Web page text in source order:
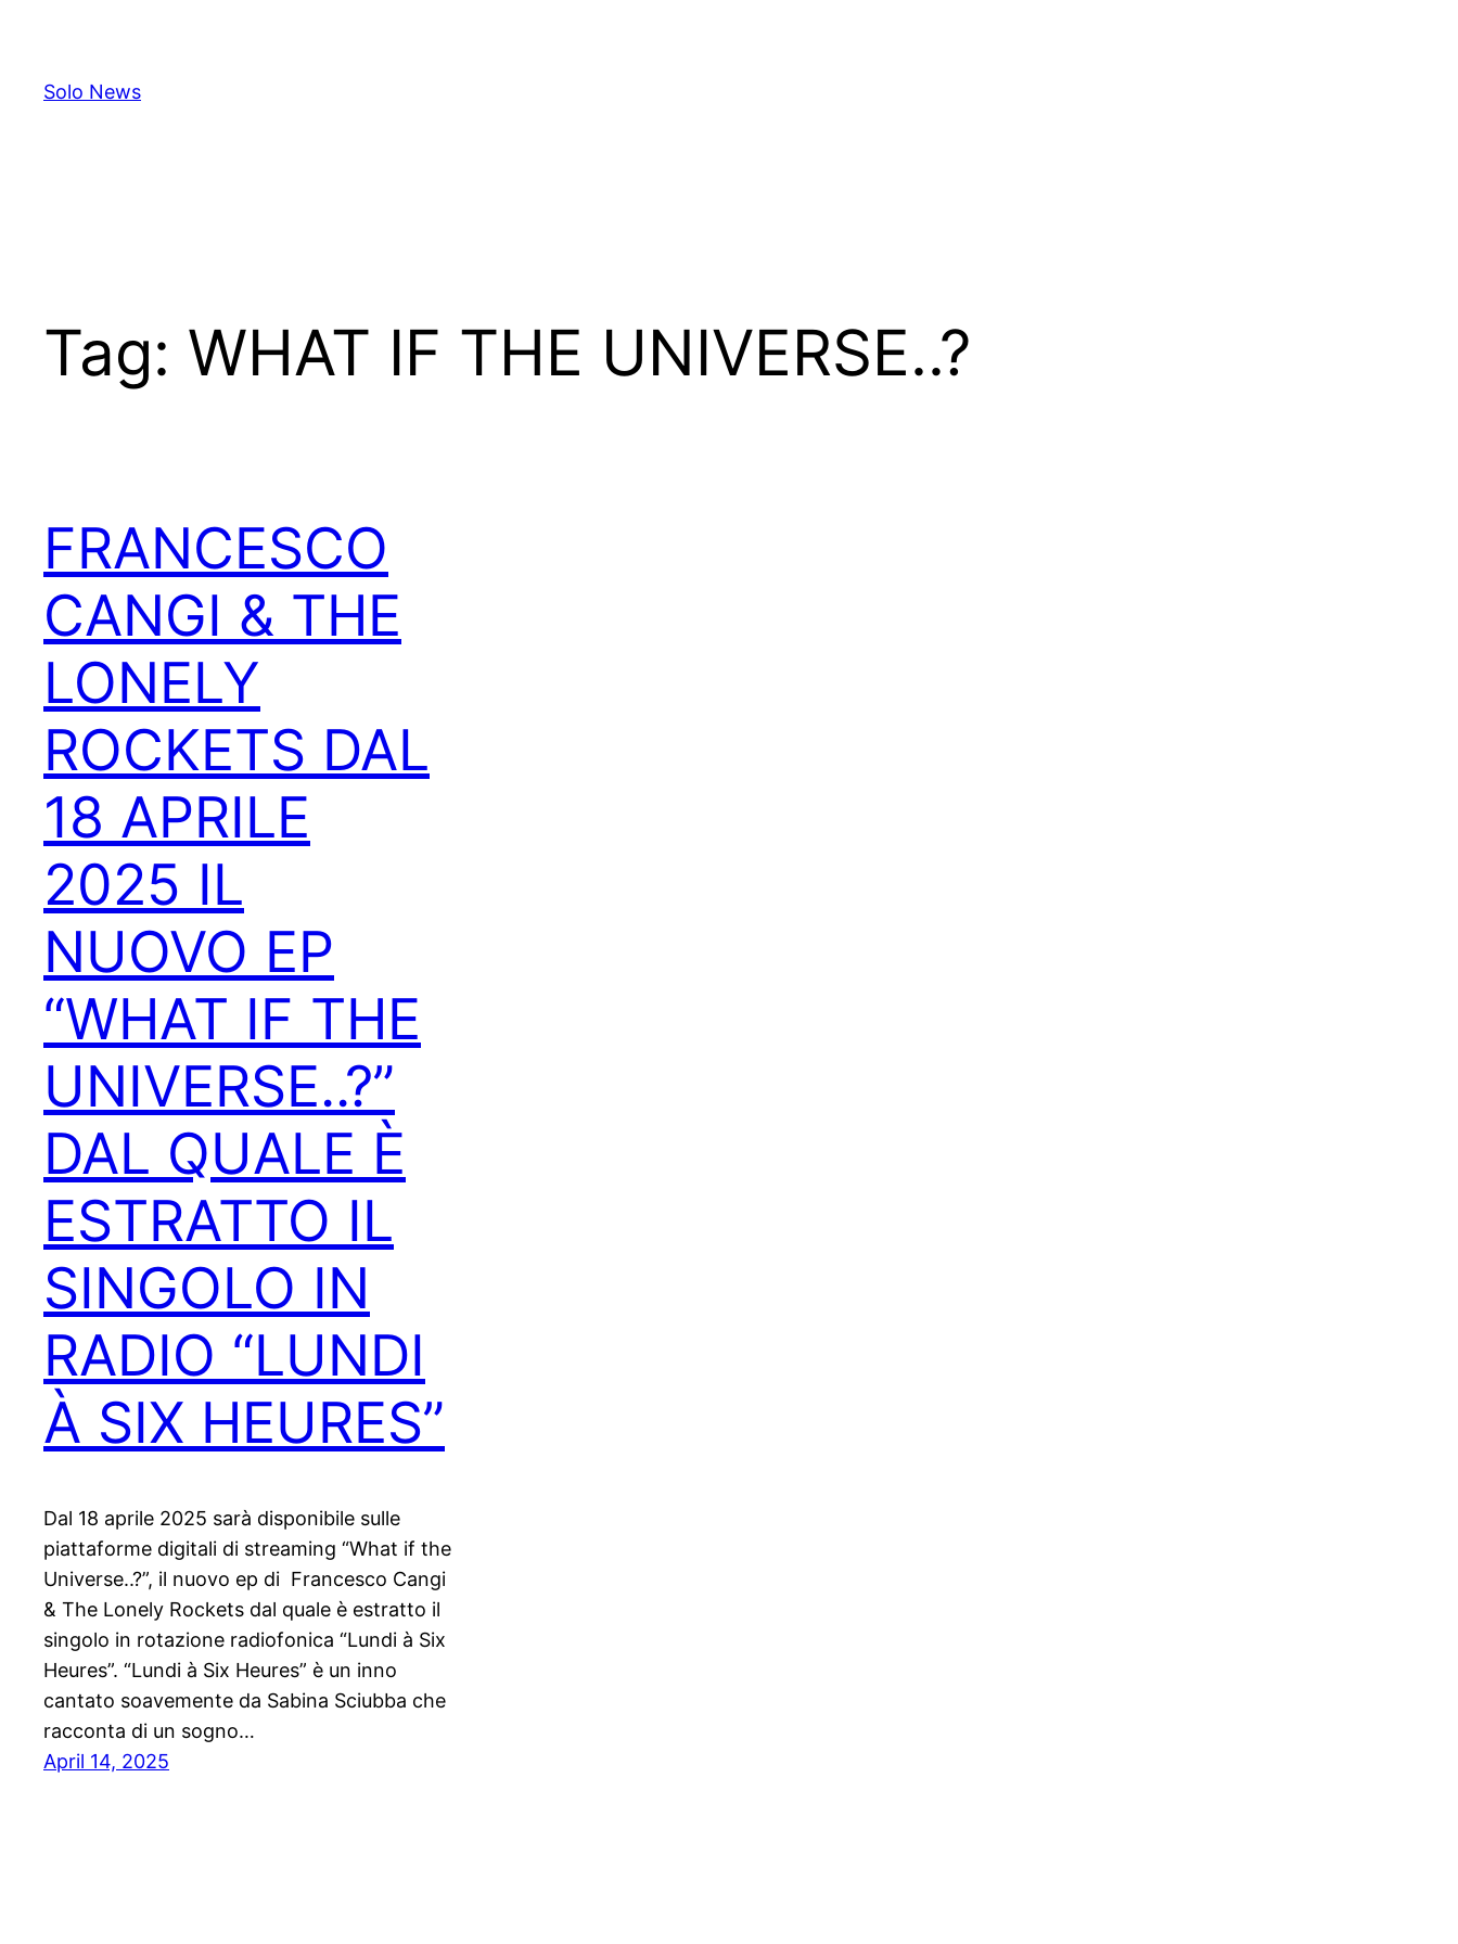
content
Solo News
Tag: WHAT IF THE UNIVERSE..?
FRANCESCO
CANGI & THE
LONELY
ROCKETS DAL
18 APRILE
2025 IL
NUOVO EP
“WHAT IF THE
UNIVERSE..?”
DAL QUALE È
ESTRATTO IL
SINGOLO IN
RADIO “LUNDI
À SIX HEURES”
Dal 18 aprile 2025 sarà disponibile sulle
piattaforme digitali di streaming “What if the
Universe..?”, il nuovo ep di Francesco Cangi
& The Lonely Rockets dal quale è estratto il
singolo in rotazione radiofonica “Lundi à Six
Heures”. “Lundi à Six Heures” è un inno
cantato soavemente da Sabina Sciubba che
racconta di un sogno…
April 14, 2025